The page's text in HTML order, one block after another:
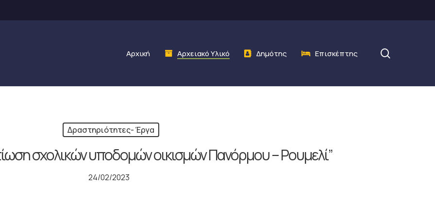
Αρχική Αρχειακό Υλικό Δημότης Επισκέπτης
Δραστηριότητες- Έργα
σχολικών υποδομών οικισμών Πανόρμου – Ρουμελί”
24/02/2023